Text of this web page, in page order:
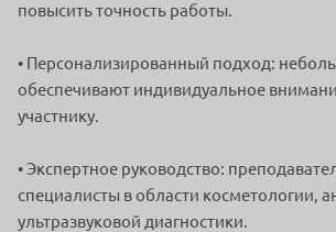
повысить точность работы.
• Персонализированный подход:
обеспечивают индивидуальное
участнику.
• Экспертное руководство:
специалисты в области косметологии,
ультразвуковой диагностики.